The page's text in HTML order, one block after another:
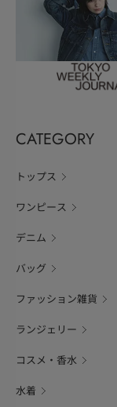
CATEGORY
トップス
ワンピース
デニム
バッグ
ファッション雑貨
ランジェリー
コスメ・香水
水着